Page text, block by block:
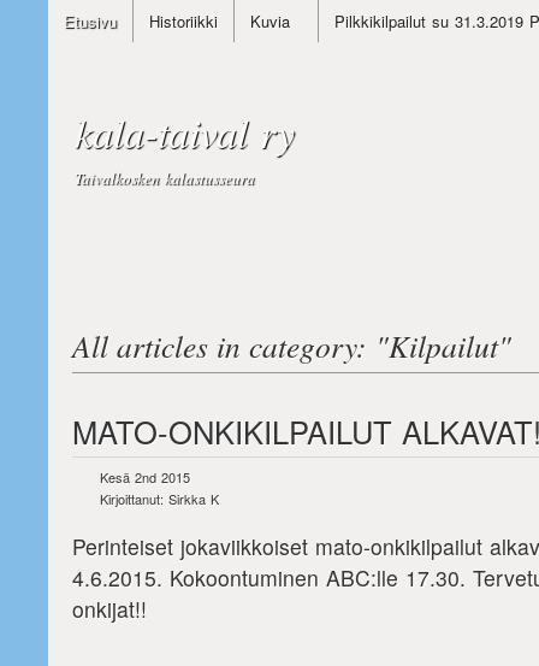
Etusivu Historiikki Kuvia Pilkkikilpailut su 31.3.2019
kala-taival ry
Taivalkosken kalastusseura
All articles in category: "Kilpailut"
MATO-ONKIKILPAILUT
Kesä 2nd 2015
Kirjoittanut: Sirkka K
Perinteiset jokaviikkoiset mato-onkikilpailut
4.6.2015. Kokoontuminen ABC:lle 17.30.
onkijat!!